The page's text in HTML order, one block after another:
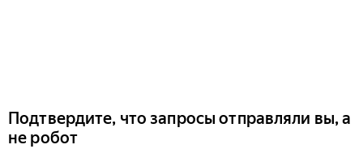
Подтвердите, что запросы отправляли вы, а
не робот